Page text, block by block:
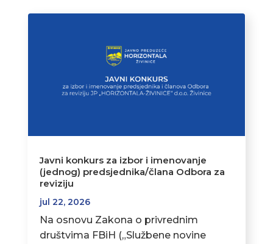
Javni konkurs za izbor i imenovanje
(jednog) predsjednika/člana Odbora za
reviziju
jul 22, 2026
Na osnovu Zakona o privrednim
društvima FBiH („Službene novine